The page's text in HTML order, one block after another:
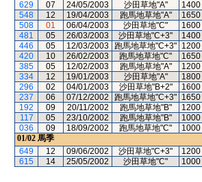
629
07 24/05/2003 沙田草地"A" 1400
548
12 19/04/2003 跑馬地草地"A" 1650
508
01 06/04/2003 沙田草地"C" 1600
481
05 26/03/2003 沙田草地"C+3" 1400
446
05 12/03/2003 跑馬地草地"C+3" 1200
420
10 26/02/2003 跑馬地草地"C" 1650
385
05 12/02/2003 跑馬地草地"A" 1200
334
12 19/01/2003 沙田草地"A" 1800
296
02 04/01/2003 沙田草地"B+2" 1600
237
06 07/12/2002 跑馬地草地"C+3" 1650
192
09 20/11/2002 跑馬地草地"B" 1200
117
05 23/10/2002 跑馬地草地"B" 1000
036
09 18/09/2002 跑馬地草地"C" 1000
01/02 馬季
649
12 09/06/2002 沙田草地"C+3" 1200
615
14 25/05/2002 沙田草地"C" 1000